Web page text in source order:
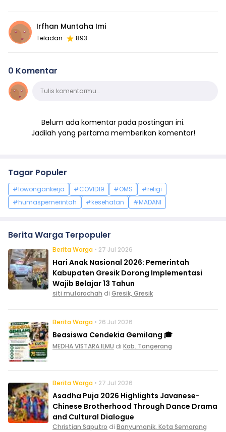
Irfhan Muntaha Imi
Teladan 893
0 Komentar
KomentarTulis komentarmu…
Belum ada komentar pada postingan ini.
Jadilah yang pertama memberikan komentar!
Tagar Populer
#lowongankerja #COVID19 #OMS
#religi
#humaspemerintah
#kesehatan #MADANI
Berita Warga Terpopuler
Berita Warga • 27 Jul 2026
Hari Anak Nasional 2026: Pemerintah
Kabupaten Gresik Dorong Implementasi
Wajib Belajar 13 Tahun
siti mufarochah di Gresik, Gresik
Berita Warga • 26 Jul 2026
Beasiswa Cendekia Gemilang 🎓
MEDHA VISTARA ILMU di Kab. Tangerang
Berita Warga • 27 Jul 2026
Asadha Puja 2026 Highlights Javanese-
Chinese Brotherhood Through Dance Drama
and Cultural Dialogue
Christian Saputro di Banyumanik, Kota Semarang